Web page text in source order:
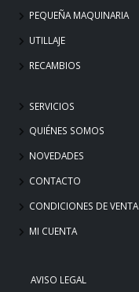
PEQUEÑA MAQUINARIA
UTILLAJE
RECAMBIOS
SERVICIOS
QUIÉNES SOMOS
NOVEDADES
CONTACTO
CONDICIONES DE VENTA
MI CUENTA
AVISO LEGAL